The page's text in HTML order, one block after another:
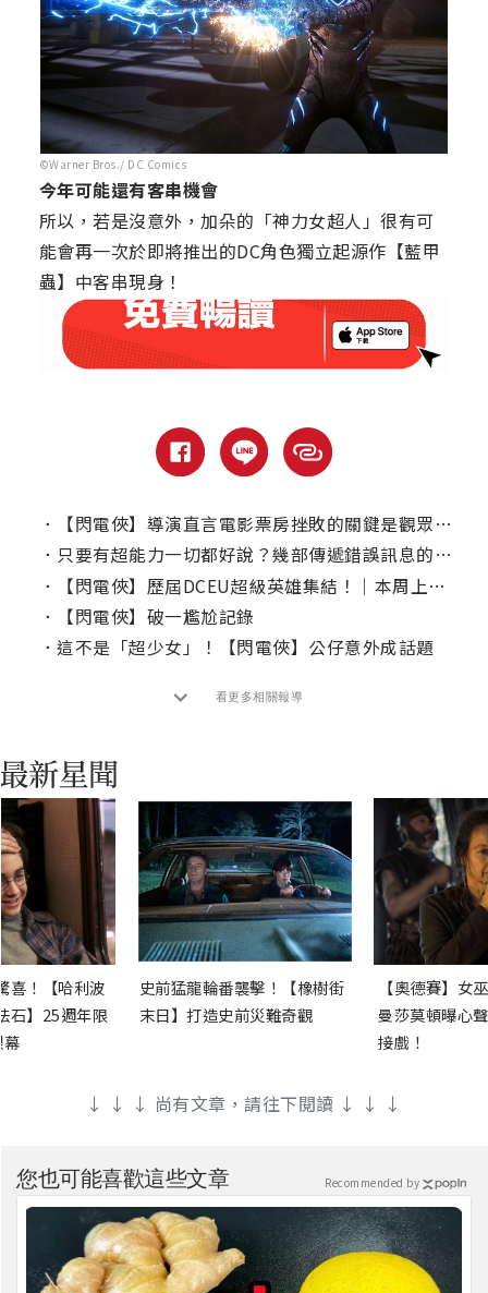
©Warner Bros./ DC Comics
今年可能還有客串機會
所以，若是沒意外，加朵的「神力女超人」很有可
能會再一次於即將推出的DC角色獨立起源作【藍甲
蟲】中客串現身！
．
【閃電俠】導演直言電影票房挫敗的關鍵是觀眾，特別是女性？
． 只要有超能力一切都好說？幾部傳遞錯誤訊息的漫改電影
．
【閃電俠】歷屆DCEU超級英雄集結！｜本周上線、電視首播推薦
．
【閃電俠】破一尷尬記錄
． 這不是「超少女」！【閃電俠】公仔意外成話題
看更多相關報導
喜！【哈利波
石】25週年限
史前猛龍輪番襲擊！【橡樹街
末日】打造史前災難奇觀
【奧德賽】女
曼莎莫頓曝心
接戲！
↓ ↓ ↓ 尚有文章，請往下閱讀 ↓ ↓ ↓
您也可能喜歡這些文章 Recommended by